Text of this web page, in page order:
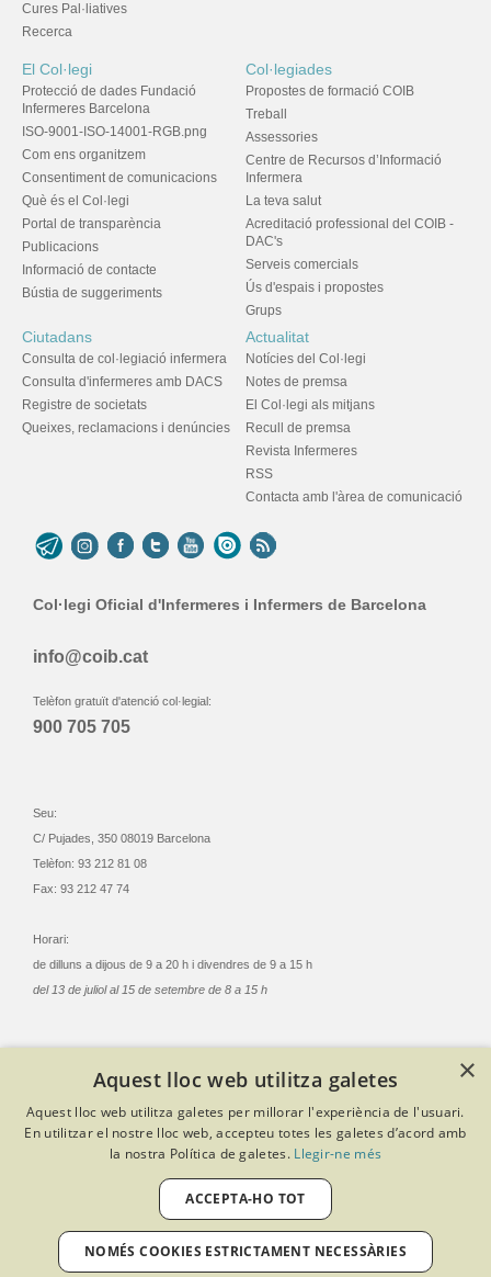
Cures Pal·liatives
Recerca
El Col·legi
Protecció de dades Fundació
Infermeres Barcelona
ISO-9001-ISO-14001-RGB.png
Com ens organitzem
Consentiment de comunicacions
Què és el Col·legi
Portal de transparència
Publicacions
Informació de contacte
Bústia de suggeriments
Col·legiades
Propostes de formació COIB
Treball
Assessories
Centre de Recursos d’Informació
Infermera
La teva salut
Acreditació professional del COIB -
DAC's
Serveis comercials
Ús d'espais i propostes
Grups
Ciutadans
Consulta de col·legiació infermera
Consulta d'infermeres amb DACS
Registre de societats
Queixes, reclamacions i denúncies
Actualitat
Notícies del Col·legi
Notes de premsa
El Col·legi als mitjans
Recull de premsa
Revista Infermeres
RSS
Contacta amb l'àrea de comunicació
Col·legi Oficial d'Infermeres i Infermers de Barcelona
info@coib.cat
Telèfon gratuït d'atenció col·legial:
900 705 705
Seu:
C/ Pujades, 350 08019 Barcelona
Telèfon: 93 212 81 08
Fax: 93 212 47 74
Horari:
de dilluns a dijous de 9 a 20 h i divendres de 9 a 15 h
del 13 de juliol al 15 de setembre de 8 a 15 h
© Col·legi Oficial Infermeres i Infermers de Barcelona
Criteris de privacitat
Política de cookies
Avís legal
Política de protecció de dades
Política de qualitat
Desenvolupat amb Softeng Portal Builder
×
Aquest lloc web utilitza galetes
Aquest lloc web utilitza galetes per millorar l'experiència de l'usuari.
En utilitzar el nostre lloc web, accepteu totes les galetes d’acord amb
la nostra Política de galetes. Llegir-ne més
ACCEPTA-HO TOT
NOMÉS COOKIES ESTRICTAMENT NECESSÀRIES